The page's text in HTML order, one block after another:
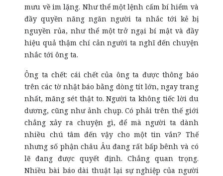
mưu về im lặng. Như thể một lệnh cấm bí hiểm và
đầy quyền năng ngăn người ta nhắc tới kẻ bị
nguyền rủa, như thể một trở ngại bí mật và đầy
hiệu quả thậm chí cản người ta nghĩ đến chuyện
nhắc tới ông ta.
Ông ta chết: cái chết của ông ta được thông báo
trên các tờ nhật báo bằng dòng tít lớn, ngay trang
nhất, măng sét thật to. Người ta không tiếc lời du
dương, cũng như ảnh chụp. Có phải trên thế giới
chẳng xảy ra chuyện gì, để mà người ta dành
nhiều chú tâm đến vậy cho một tin vắn? Thế
nhưng số phận châu Âu đang rất bấp bênh và có
lẽ đang được quyết định. Chẳng quan trọng.
Nhiều bài báo dài thuật lại sự nghiệp của người